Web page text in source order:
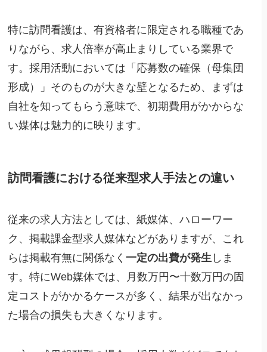
特に訪問看護は、有資格者に限定される職種であ
りながら、求人倍率が高止まりしている業界で
す。採用活動においては「応募数の確保（母集団
形成）」そのものが大きな壁となるため、まずは
自社を知ってもらう意味で、初期費用がかからな
い媒体は魅力的に映ります。
訪問看護における従来型求人手法との違い
従来の求人方法としては、紙媒体、ハローワー
ク、掲載課金型求人媒体などがありますが、これ
らは掲載有無に関係なく一定の出費が発生 しま
す。特にWeb媒体では、月数万円〜十数万円の固
定コストがかかるケースが多く、結果が出なかっ
た場合の損失も大きくなります。